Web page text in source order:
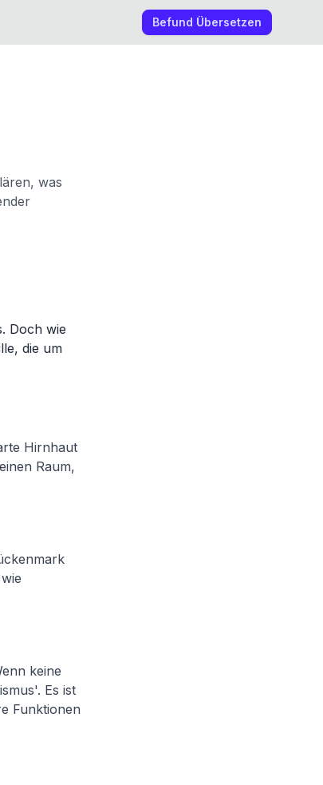
Befund Übersetzen
was
Doch wie
die um
Hirnhaut
Raum,
keine
Es ist
Funktionen